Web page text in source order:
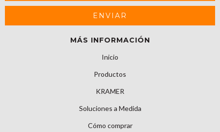
MÁS INFORMACIÓN
Inicio
Productos
KRAMER
Soluciones a Medida
Cómo comprar